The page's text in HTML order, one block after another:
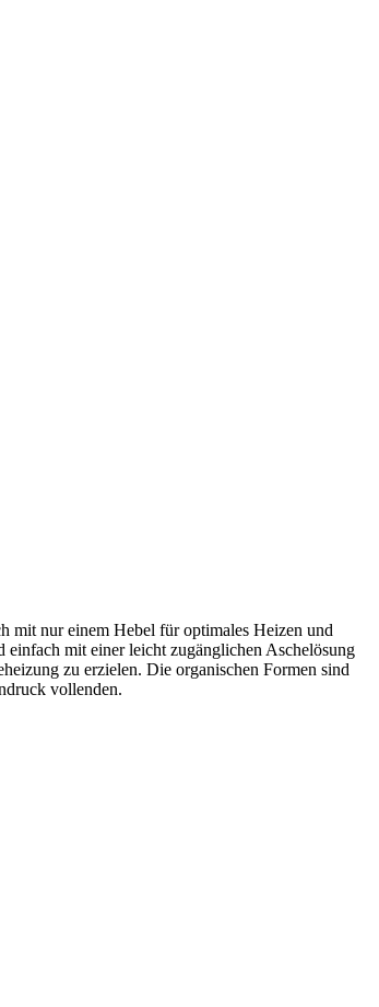
mit nur einem Hebel für optimales Heizen und
einfach mit einer leicht zugänglichen Aschelösung
zu erzielen. Die organischen Formen sind
vollenden.